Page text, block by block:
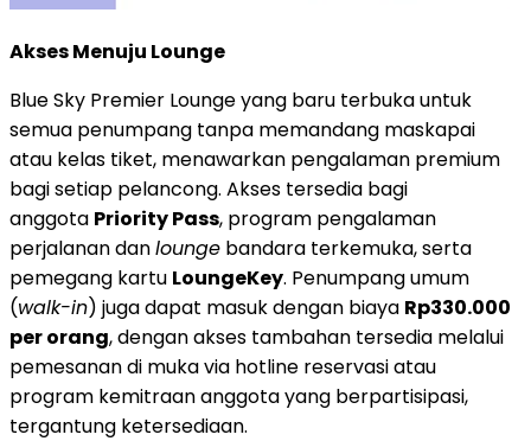
Akses Menuju Lounge
Blue Sky Premier Lounge yang baru terbuka untuk
semua penumpang tanpa memandang maskapai
atau kelas tiket, menawarkan pengalaman premium
bagi setiap pelancong. Akses tersedia bagi
anggota Priority Pass, program pengalaman
perjalanan danlounge bandara terkemuka, serta
pemegang kartu LoungeKey. Penumpang umum
(walk-in) juga dapat masuk dengan biaya Rp330.000
per orang, dengan akses tambahan tersedia melalui
pemesanan di muka via hotline reservasi atau
program kemitraan anggota yang berpartisipasi,
tergantung ketersediaan.